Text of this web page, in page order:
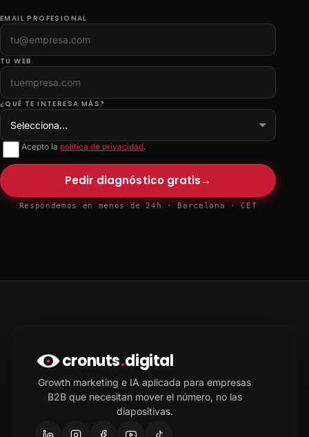
EMAIL PROFESIONAL
TU WEB
¿QUÉ TE INTERESA MÁS?
Acepto la política de privacidad.
Pedir diagnóstico gratis→
Respondemos en menos de 24h · Barcelona · CET
cronuts.digital
Growth marketing e IA aplicada para empresas
B2B que necesitan mover el número, no las
diapositivas.